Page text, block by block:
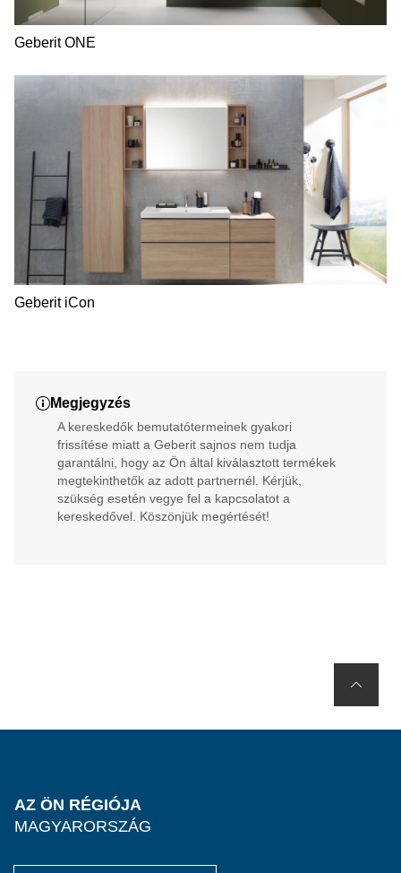
Geberit ONE
Geberit iCon
Megjegyzés
A kereskedők bemutatótermeinek gyakori
frissítése miatt a Geberit sajnos nem tudja
garantálni, hogy az Ön által kiválasztott termékek
megtekinthetők az adott partnernél. Kérjük,
szükség esetén vegye fel a kapcsolatot a
kereskedővel. Köszönjük megértését!
AZ ÖN RÉGIÓJA
MAGYARORSZÁG